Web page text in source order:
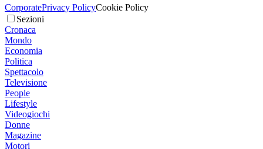
CorporatePrivacy PolicyCookie Policy
Sezioni
Cronaca
Mondo
Economia
Politica
Spettacolo
Televisione
People
Lifestyle
Videogiochi
Donne
Magazine
Motori